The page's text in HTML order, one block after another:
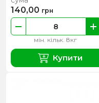
мін. кільк. 8кг
140,00 грн
Купити